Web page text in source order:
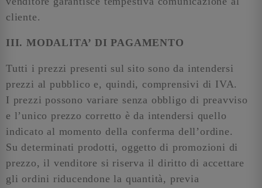
cliente.
III. MODALITA’ DI PAGAMENTO
Tutti i prezzi presenti sul sito sono da intendersi
prezzi al pubblico e, quindi, comprensivi di IVA.
I prezzi possono variare senza obbligo di preavviso
e l’unico prezzo corretto è da intendersi quello
indicato al momento della conferma dell’ordine.
Su determinati prodotti, oggetto di promozioni di
prezzo, il venditore si riserva il diritto di accettare
gli ordini riducendone la quantità, previa